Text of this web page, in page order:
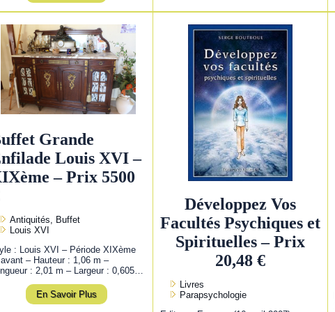
Grande
Louis XVI –
– Prix 5500
Antiquités, Buffet
Louis XVI
: Louis XVI – Période XIXème
– Hauteur : 1,06 m –
: 2,01 m – Largeur : 0,605…
En Savoir Plus
Développez Vos
Facultés Psychiques et
Spirituelles – Prix
20,48 €
Livres
Parapsychologie